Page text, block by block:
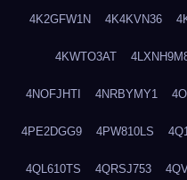
4K2GFW1N 4K4KVN36
4KWTO3AT
4NOFJHTI 4NRBYMY1
4PE2DGG9 4PW810LS
4QL610TS 4QRSJ753